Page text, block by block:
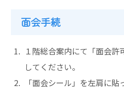
面会手続
１階総合案内にて「面会許
してください。
「面会シール」を左肩に